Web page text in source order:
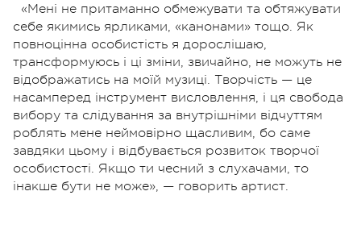
«Мені не притаманно обмежувати та обтяжувати
себе якимись ярликами, «канонами» тощо. Як
повноцінна особистість я дорослішаю,
трансформуюсь і ці зміни, звичайно, не можуть не
відображатись на моїй музиці. Творчість — це
насамперед інструмент висловлення, і ця свобода
вибору та слідування за внутрішніми відчуттям
роблять мене неймовірно щасливим, бо саме
завдяки цьому і відбувається розвиток творчої
особистості. Якщо ти чесний з слухачами, то
інакше бути не може», — говорить артист.